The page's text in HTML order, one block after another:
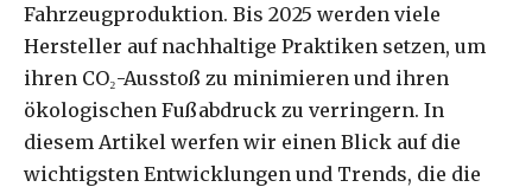
Fahrzeugproduktion. Bis 2025 werden viele
Hersteller auf nachhaltige Praktiken setzen, um
ihren CO₂-Ausstoß zu minimieren und ihren
ökologischen Fußabdruck zu verringern. In
diesem Artikel werfen wir einen Blick auf die
wichtigsten Entwicklungen und Trends, die die